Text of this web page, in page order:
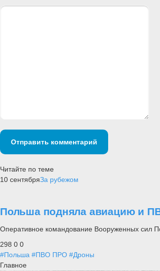
Отправить комментарий
Читайте по теме
10 сентябряЗа рубежом
Польша подняла авиацию и
Оперативное командование Вооруженных сил
298 0 0
#Польша #ПВО ПРО #Дроны
Главное